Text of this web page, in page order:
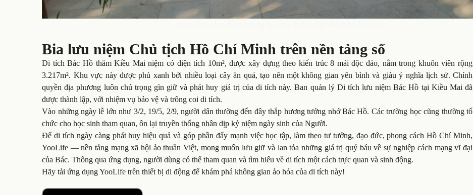
Bia lưu niệm Chủ tịch Hồ Chí Minh trên nền tảng số
Di tích Bác Hồ thăm Kiều Mai niệm có diện tích 10m², được xây dựng theo kiến trúc 8 mái độc đáo, nằm trong khuôn viên rộng
3.217m². Khu vực này được phủ xanh bởi nhiều loại cây ăn quả, tạo nên một không gian yên bình và giàu ý nghĩa lịch sử. Chính
quyền địa phương luôn chú trọng gìn giữ và phát huy giá trị của di tích này. Ban quản lý Di tích lưu niệm Bác Hồ tại Kiều Mai đã
được thành lập, với nhiệm vụ bảo vệ và trông coi di tích.
Vào những ngày lễ lớn như 3/2, 19/5, 2/9, người dân thường đến đây thắp hương tưởng nhớ Bác Hồ. Các trường học cũng thường tổ
chức cho học sinh tham quan, ôn lại truyền thống nhân dịp kỷ niệm ngày sinh của Người.
Để di tích ngày càng phát huy hiệu quả và góp phần đẩy mạnh việc học tập, làm theo tư tưởng, đạo đức, phong cách Hồ Chí Minh,
YooLife — nền tảng mạng xã hội ảo thuần Việt, mong muốn lưu giữ và lan tỏa những giá trị quý báu về sự nghiệp cách mạng vĩ đại
của Bác. Thông qua ứng dụng, người dùng có thể tham quan và tìm hiểu về di tích một cách trực quan và sinh động.
Hãy tải ứng dụng YooLife trên thiết bị di động để khám phá không gian ảo hóa của di tích này!